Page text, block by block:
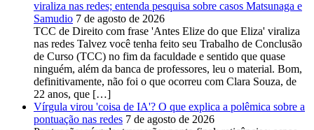
viraliza nas redes; entenda pesquisa sobre casos Matsunaga e
Samudio 7 de agosto de 2026
TCC de Direito com frase 'Antes Elize do que Eliza' viraliza
nas redes Talvez você tenha feito seu Trabalho de Conclusão
de Curso (TCC) no fim da faculdade e sentido que quase
ninguém, além da banca de professores, leu o material. Bom,
definitivamente, não foi o que ocorreu com Clara Souza, de
22 anos, que […]
Vírgula virou 'coisa de IA'? O que explica a polêmica sobre a
pontuação nas redes 7 de agosto de 2026